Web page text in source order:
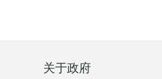
页
关于政府